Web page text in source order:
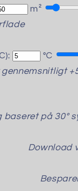
m²
°C
baseret på 30°
Download